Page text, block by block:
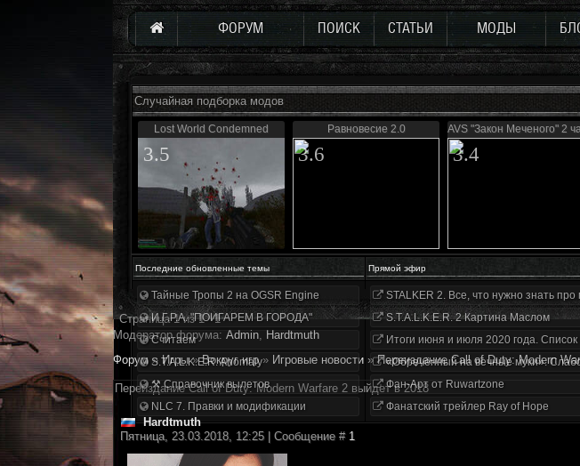
ФОРУМ ПОИСК СТАТЬИ МОДЫ
Случайная подборка модов
Lost World Condemned
3.5
Равновесие 2.0
3.6
AVS "Закон Меченого" 2
3.4
Последние обновленные темы Прямой эфир
Тайные Тропы 2 на OGSR Engine
И.Г.Р.А. "ПОИГАРЕМ В ГОРОДА"
Считаем
S.T.A.L.K.E.R. Anomaly
⚒ Справочник вылетов
NLC 7. Правки и модификации
STALKER 2. Все, что нужно знать
S.T.A.L.K.E.R. 2 Картина Маслом
Итоги июня и июля 2020 года. Список
«Обречённый на вечные муки».
Фан-Арт от Ruwartzone
Фанатский трейлер Ray of Hope
Страница1из1
1
Модератор форума: Аdmin, Hardtmuth
Форум » Игры » Вокруг игр » Игровые новости » Переиздание Call of Duty: Modern
Переиздание Call of Duty: Modern Warfare 2 выйдет в 2018
Hardtmuth
Пятница, 23.03.2018, 12:25 | Сообщение # 1